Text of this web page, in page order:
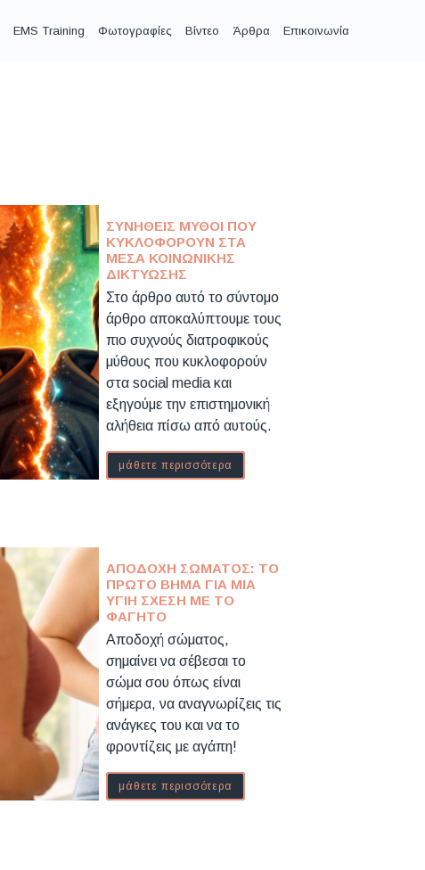
EMS Training Φωτογραφίες Βίντεο Άρθρα Επικοινωνία
ΣΥΝΉΘΕΙΣ ΜΎΘΟΙ ΠΟΥ
ΚΥΚΛΟΦΟΡΟΎΝ ΣΤΑ
ΜΈΣΑ ΚΟΙΝΩΝΙΚΉΣ
ΔΙΚΤΎΩΣΗΣ
Στο άρθρο αυτό το σύντομο
άρθρο αποκαλύπτουμε τους
πιο συχνούς διατροφικούς
μύθους που κυκλοφορούν
στα social media και
εξηγούμε την επιστημονική
αλήθεια πίσω από αυτούς.
μάθετε περισσότερα
ΑΠΟΔΟΧΉ ΣΏΜΑΤΟΣ: ΤΟ
ΠΡΏΤΟ ΒΉΜΑ ΓΙΑ ΜΙΑ
ΥΓΙΉ ΣΧΈΣΗ ΜΕ ΤΟ
ΦΑΓΗΤΌ
Αποδοχή σώματος,
σημαίνει να σέβεσαι το
σώμα σου όπως είναι
σήμερα, να αναγνωρίζεις τις
ανάγκες του και να το
φροντίζεις με αγάπη!
μάθετε περισσότερα